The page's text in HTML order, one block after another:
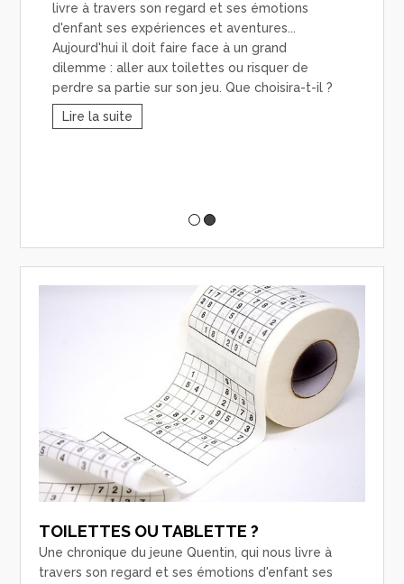
livre à travers son regard et ses émotions
d'enfant ses expériences et aventures...
Aujourd'hui il doit faire face à un grand
dilemme : aller aux toilettes ou risquer de
perdre sa partie sur son jeu. Que choisira-t-il ?
Lire la suite
TOILETTES OU TABLETTE ?
Une chronique du jeune Quentin, qui nous livre à
travers son regard et ses émotions d'enfant ses